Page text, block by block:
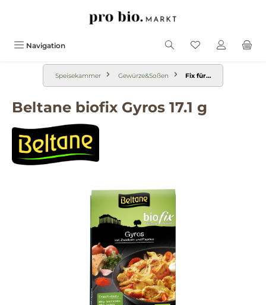
Navigation
Speisekammer Gewürze&Soßen Fix für…
Beltane biofix Gyros 17.1 g
Bildergalerie überspringen